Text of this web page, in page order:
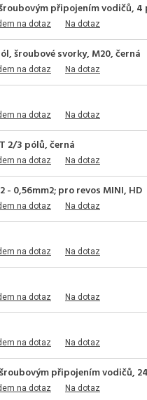
připojením vodičů, 4
na dotaz Na dotaz
šroubové svorky, M20, černá
na dotaz Na dotaz
na dotaz Na dotaz
2/3 pólů, černá
na dotaz Na dotaz
0,56mm2; pro revos MINI, HD
na dotaz Na dotaz
na dotaz Na dotaz
na dotaz Na dotaz
na dotaz Na dotaz
připojením vodičů,
na dotaz Na dotaz